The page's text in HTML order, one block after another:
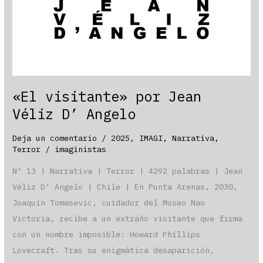
«El visitante» por Jean
Véliz D’ Angelo
Deja un comentario /2025 , IMAGI,Narrativa,
Terror / imaginistas
Nº 13 | Narrativa | Terror | 4292 palabras | Jean
Véliz D’ Angelo | Chile | En Punta Arenas, 2030,
Joaquín Tomasevic, cuidador del Museo Nao
Victoria, recibe a un extraño visitante que firma
con un nombre imposible: Howard Phillips
Lovecraft. Tras su enigmática desaparición,